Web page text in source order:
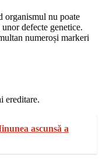
organismul nu poate
defecte genetice.
numeroși markeri
ereditare.
ascunsă a